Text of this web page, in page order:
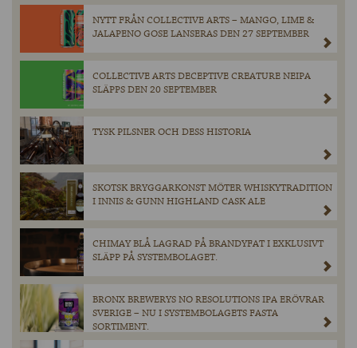
NYTT FRÅN COLLECTIVE ARTS – MANGO, LIME &
JALAPENO GOSE LANSERAS DEN 27 SEPTEMBER
COLLECTIVE ARTS DECEPTIVE CREATURE NEIPA
SLÄPPS DEN 20 SEPTEMBER
TYSK PILSNER OCH DESS HISTORIA
SKOTSK BRYGGARKONST MÖTER WHISKYTRADITION
I INNIS & GUNN HIGHLAND CASK ALE
CHIMAY BLÅ LAGRAD PÅ BRANDYFAT I EXKLUSIVT
SLÄPP PÅ SYSTEMBOLAGET.
BRONX BREWERYS NO RESOLUTIONS IPA ERÖVRAR
SVERIGE – NU I SYSTEMBOLAGETS FASTA
SORTIMENT.